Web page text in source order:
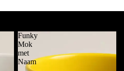
Funky
Mok
met
Naam